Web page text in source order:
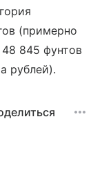
(примерно
845 фунтов
рублей).